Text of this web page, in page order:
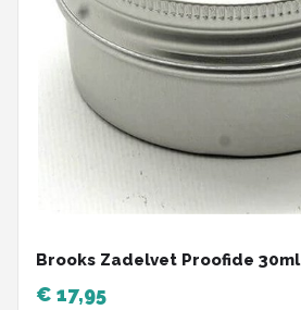
Brooks Zadelvet Proofide 30ml
€ 17,95